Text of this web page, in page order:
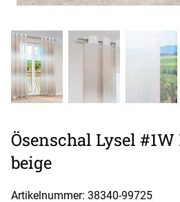
Ösenschal Lysel
beige
Artikelnummer: 38340-99725